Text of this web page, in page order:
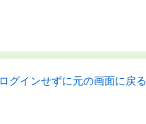
ログインせずに元の画面に戻る